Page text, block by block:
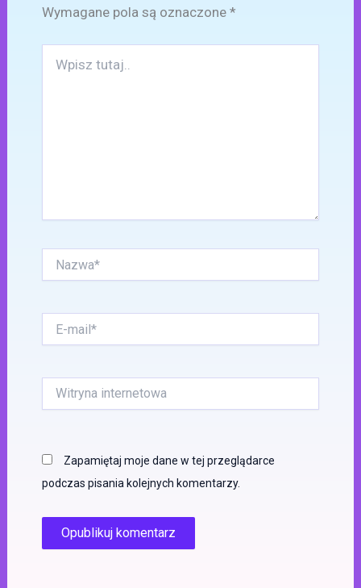
Wymagane pola są oznaczone *
tutaj..
mail*
internetowa
Zapamiętaj moje dane w tej przeglądarce
podczas pisania kolejnych komentarzy.